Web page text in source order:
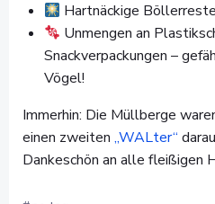
Hartnäckige
Unmengen an
Snackverpackungen –
Vögel!
Immerhin: Die Müllberge
einen zweiten „WALter“
Dankeschön an alle fleißigen